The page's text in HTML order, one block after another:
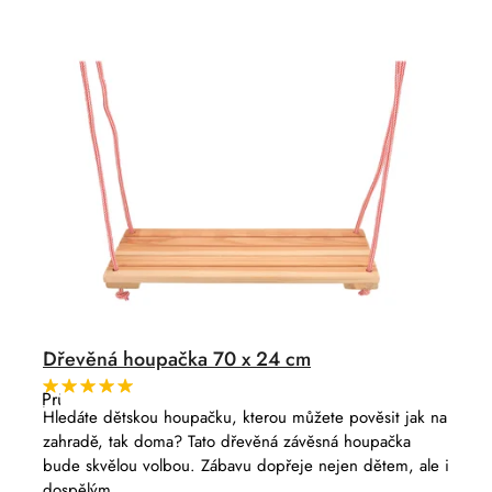
Dřevěná houpačka 70 x 24 cm
Průměrné
hodnocení
produktu
je
5,0
z
Hledáte dětskou houpačku, kterou můžete pověsit jak na
zahradě, tak doma? Tato dřevěná závěsná houpačka
bude skvělou volbou. Zábavu dopřeje nejen dětem, ale i